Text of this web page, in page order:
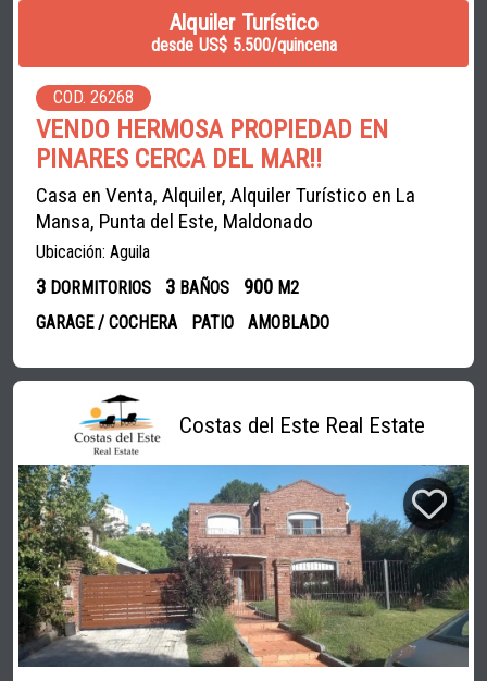
Alquiler Turístico
desde US$ 5.500/quincena
COD. 26268
VENDO HERMOSA PROPIEDAD EN
PINARES CERCA DEL MAR!!
Casa en Venta, Alquiler, Alquiler Turístico en La
Mansa, Punta del Este, Maldonado
Ubicación: Aguila
3 DORMITORIOS 3BAÑOS 900 M2
GARAGE / COCHERA
PATIO AMOBLADO
Costas del Este Real Estate